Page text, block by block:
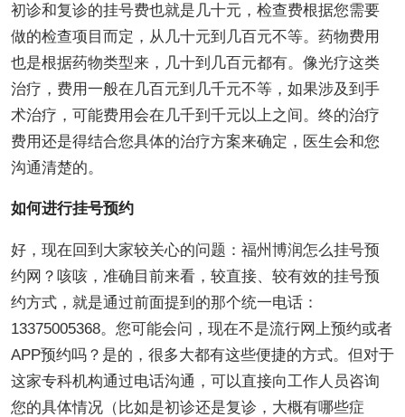
初诊和复诊的挂号费也就是几十元，检查费根据您需要
做的检查项目而定，从几十元到几百元不等。药物费用
也是根据药物类型来，几十到几百元都有。像光疗这类
治疗，费用一般在几百元到几千元不等，如果涉及到手
术治疗，可能费用会在几千到千元以上之间。终的治疗
费用还是得结合您具体的治疗方案来确定，医生会和您
沟通清楚的。
如何进行挂号预约
好，现在回到大家较关心的问题：福州博润怎么挂号预
约网？咳咳，准确目前来看，较直接、较有效的挂号预
约方式，就是通过前面提到的那个统一电话：
13375005368。您可能会问，现在不是流行网上预约或者
APP预约吗？是的，很多大都有这些便捷的方式。但对于
这家专科机构通过电话沟通，可以直接向工作人员咨询
您的具体情况（比如是初诊还是复诊，大概有哪些症